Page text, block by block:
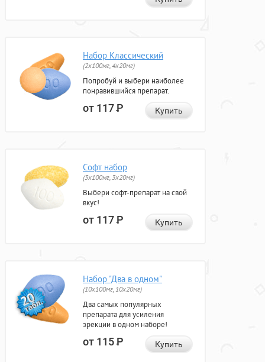
Набор Классический
(2x100мг, 4x20мг)
Попробуй и выбери наиболее
понравившийся препарат.
от 117Р Купить
Софт набор
(3x100мг, 3x20мг)
Выбери софт-препарат на свой
вкус!
от 117Р Купить
Набор "Два в одном"
(10x100мг, 10x20мг)
Два самых популярных
препарата для усиления
эрекции в одном наборе!
от 115Р Купить